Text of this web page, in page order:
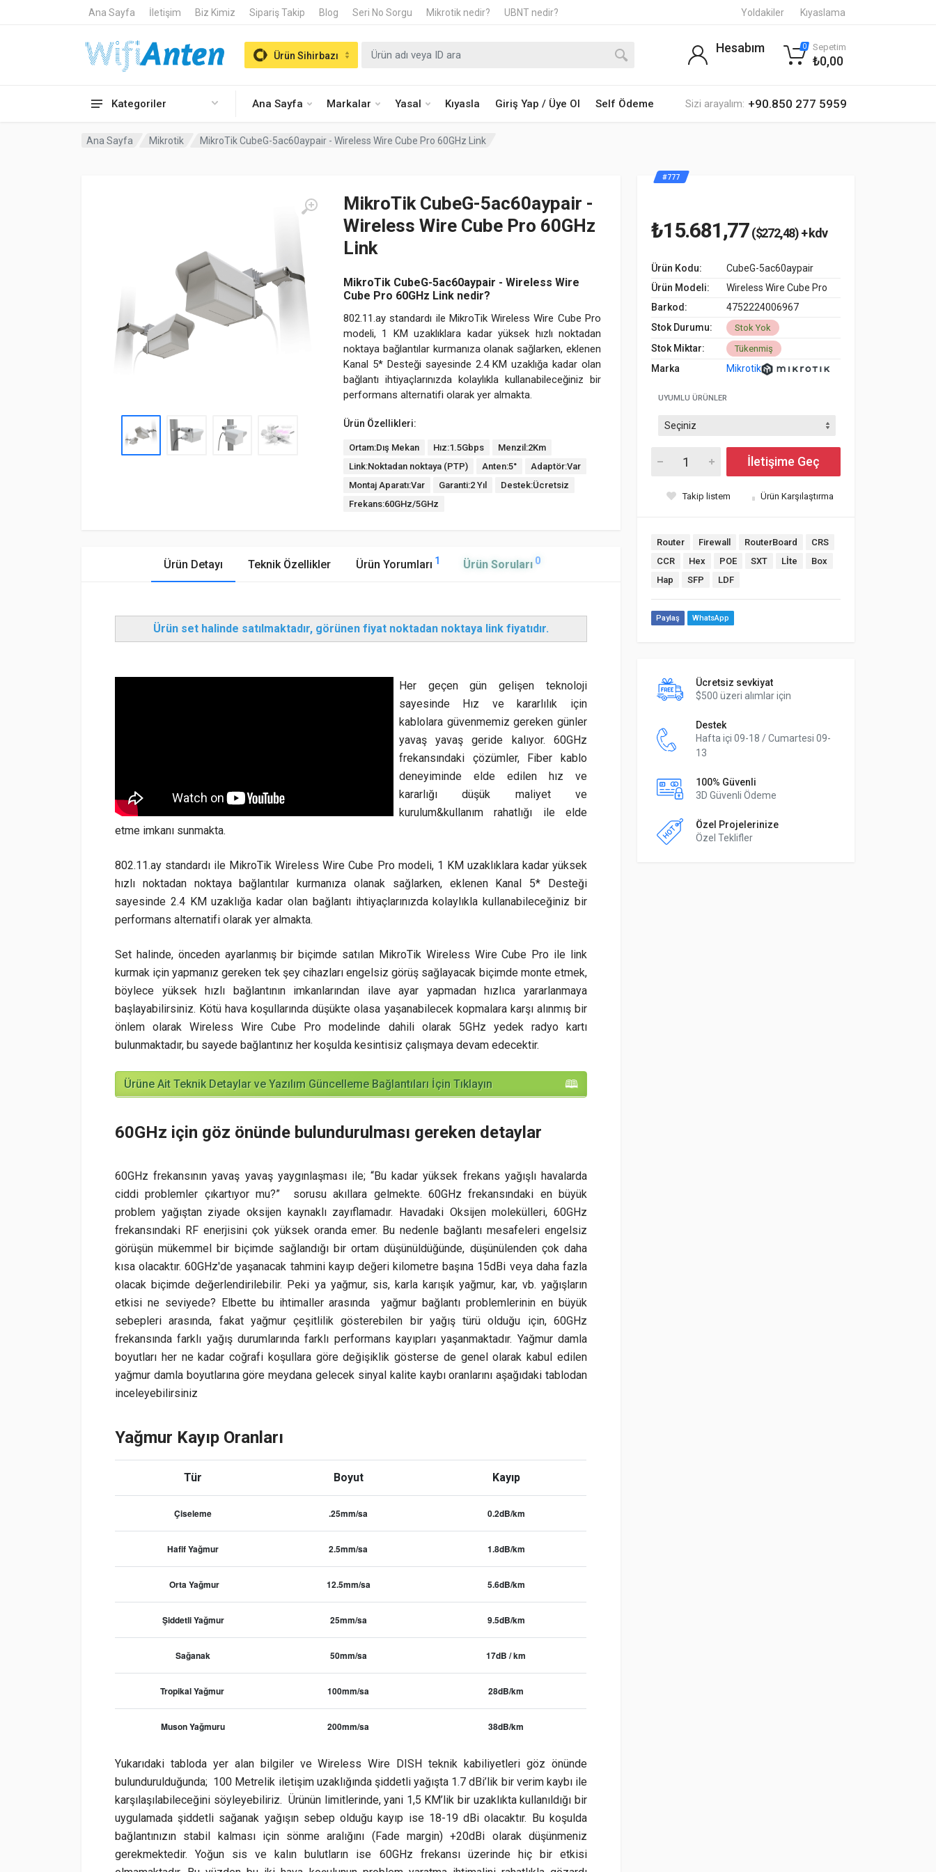
Ana Sayfa İletişim Biz Kimiz Sipariş Takip Blog Seri No Sorgu Mikrotik nedir? UBNT nedir? Yoldakiler Kıyaslama
Kategoriler Ana Sayfa Markalar Yasal Kıyasla Giriş Yap / Üye Ol Self Ödeme Sizi arayalım: +90.850 277 5959
Ürün Sihirbazı
Hesabım 0 Sepetim
₺0,00
Ana Sayfa Mikrotik MikroTik CubeG-5ac60aypair - Wireless Wire Cube Pro 60GHz Link
MikroTik CubeG-5ac60aypair -
Wireless Wire Cube Pro 60GHz
Link
MikroTik CubeG-5ac60aypair - Wireless Wire
Cube Pro 60GHz Link nedir?
802.11.ay standardı ile MikroTik Wireless Wire Cube Pro
modeli, 1 KM uzaklıklara kadar yüksek hızlı noktadan
noktaya bağlantılar kurmanıza olanak sağlarken, eklenen
Kanal 5* Desteği sayesinde 2.4 KM uzaklığa kadar olan
bağlantı ihtiyaçlarınızda kolaylıkla kullanabileceğiniz bir
performans alternatifi olarak yer almakta.
Ürün Özellikleri:
Ortam:Dış Mekan Hız:1.5Gbps
Menzil:2Km
Link:Noktadan noktaya (PTP)
Anten:5°
Adaptör:Var
Montaj Aparatı:Var
Garanti:2 Yıl
Destek:Ücretsiz
Frekans:60GHz/5GHz
#777
₺15.681,77($272,48) + kdv
Ürün Kodu:
CubeG-5ac60aypair
Ürün Modeli:
Wireless Wire Cube Pro
Barkod:
4752224006967
Stok Durumu:
Stok Yok
Stok Miktar: Tükenmiş
Marka Mikrotik
UYUMLU ÜRÜNLER
İletişime Geç
Takip listem Ürün Karşılaştırma
Router Firewall RouterBoard
CRS
CCR
Hex POE SXT Lİte
Box
Hap
SFP LDF
Paylaş WhatsApp
Ücretsiz sevkiyat
$500 üzeri alımlar için
Destek
Hafta içi 09-18 / Cumartesi 09-
13
100% Güvenli
3D Güvenli Ödeme
Özel Projelerinize
Özel Teklifler
Ürün Detayı Teknik Özellikler Ürün Yorumları 1 Ürün Soruları 0
Ürün set halinde satılmaktadır, görünen fiyat noktadan noktaya link fiyatıdır.
Her geçen gün gelişen teknoloji
sayesinde Hız ve kararlılık için
kablolara güvenmemiz gereken günler
yavaş yavaş geride kalıyor. 60GHz
frekansındaki çözümler, Fiber kablo
deneyiminde elde edilen hız ve
kararlığı düşük maliyet ve
kurulum&kullanım rahatlığı ile elde
etme imkanı sunmakta.
802.11.ay standardı ile MikroTik Wireless Wire Cube Pro modeli, 1 KM uzaklıklara kadar yüksek
hızlı noktadan noktaya bağlantılar kurmanıza olanak sağlarken, eklenen Kanal 5* Desteği
sayesinde 2.4 KM uzaklığa kadar olan bağlantı ihtiyaçlarınızda kolaylıkla kullanabileceğiniz bir
performans alternatifi olarak yer almakta.
Set halinde, önceden ayarlanmış bir biçimde satılan MikroTik Wireless Wire Cube Pro ile link
kurmak için yapmanız gereken tek şey cihazları engelsiz görüş sağlayacak biçimde monte etmek,
böylece yüksek hızlı bağlantının imkanlarından ilave ayar yapmadan hızlıca yararlanmaya
başlayabilirsiniz. Kötü hava koşullarında düşükte olasa yaşanabilecek kopmalara karşı alınmış bir
önlem olarak Wireless Wire Cube Pro modelinde dahili olarak 5GHz yedek radyo kartı
bulunmaktadır, bu sayede bağlantınız her koşulda kesintisiz çalışmaya devam edecektir.
Ürüne Ait Teknik Detaylar ve Yazılım Güncelleme Bağlantıları İçin Tıklayın
60GHz için göz önünde bulundurulması gereken detaylar
60GHz frekansının yavaş yavaş yaygınlaşması ile; “Bu kadar yüksek frekans yağışlı havalarda
ciddi problemler çıkartıyor mu?”
sorusu akıllara gelmekte. 60GHz frekansındaki en büyük
problem yağıştan ziyade oksijen kaynaklı zayıflamadır. Havadaki Oksijen molekülleri, 60GHz
frekansındaki RF enerjisini çok yüksek oranda emer. Bu nedenle bağlantı mesafeleri engelsiz
görüşün mükemmel bir biçimde sağlandığı bir ortam düşünüldüğünde, düşünülenden çok daha
kısa olacaktır. 60GHz'de yaşanacak tahmini kayıp değeri kilometre başına 15dBi veya daha fazla
olacak biçimde değerlendirilebilir. Peki ya yağmur, sis, karla karışık yağmur, kar, vb. yağışların
etkisi ne seviyede? Elbette bu ihtimaller arasında
yağmur bağlantı problemlerinin en büyük
sebepleri arasında, fakat yağmur çeşitlilik gösterebilen bir yağış türü olduğu için, 60GHz
frekansında farklı yağış durumlarında farklı performans kayıpları yaşanmaktadır. Yağmur damla
boyutları her ne kadar coğrafi koşullara göre değişiklik gösterse de genel olarak kabul edilen
yağmur damla boyutlarına göre meydana gelecek sinyal kalite kaybı oranlarını aşağıdaki tablodan
inceleyebilirsiniz
Yağmur Kayıp Oranları
Tür Boyut Kayıp
Çiseleme .25mm/sa 0.2dB/km
Hafif Yağmur 2.5mm/sa 1.8dB/km
Orta Yağmur 12.5mm/sa 5.6dB/km
Şiddetli Yağmur 25mm/sa 9.5dB/km
Sağanak 50mm/sa 17dB / km
Tropikal Yağmur 100mm/sa 28dB/km
Muson Yağmuru 200mm/sa 38dB/km
Yukarıdaki tabloda yer alan bilgiler ve Wireless Wire DISH teknik kabiliyetleri göz önünde
bulundurulduğunda; 100 Metrelik iletişim uzaklığında şiddetli yağışta 1.7 dBi’lik bir verim kaybı ile
karşılaşılabileceğini söyleyebiliriz. Ürünün limitlerinde, yani 1,5 KM’lik bir uzaklıkta kullanıldığı bir
uygulamada şiddetli sağanak yağışın sebep olduğu kayıp ise 18-19 dBi olacaktır. Bu koşulda
bağlantınızın stabil kalması için sönme aralığını (Fade margin) +20dBi olarak düşünmeniz
gerekmektedir. Yoğun sis ve kalın bulutların ise 60GHz frekansı üzerinde hiç bir etkisi